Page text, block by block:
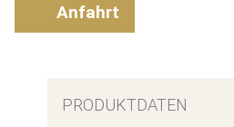
Anfahrt
PRODUKTDATEN